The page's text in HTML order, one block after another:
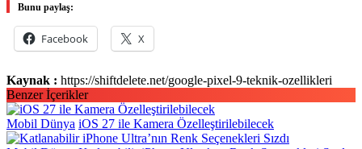
Bunu paylaş:
Facebook X
Kaynak : https://shiftdelete.net/google-pixel-9-teknik-ozellikleri
Benzer İçerikler
Mobil Dünya iOS 27 ile Kamera Özelleştirilebilecek